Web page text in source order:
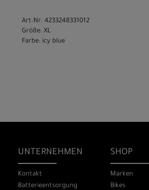
Art.Nr. 4233248331012
Größe: XL
Farbe: icy blue
UNTERNEHMEN
Kontakt
Batterieentsorgung
SHOP
Marken
Bikes